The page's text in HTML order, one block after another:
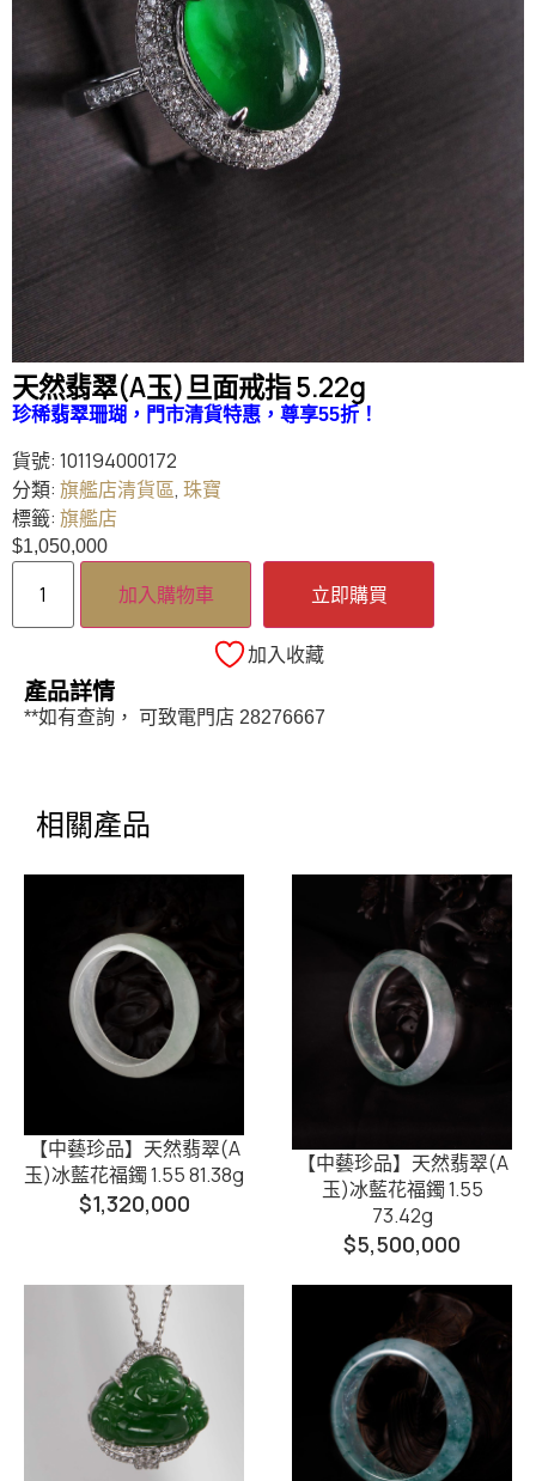
天然翡翠(A玉)旦面戒指 5.22g
珍稀翡翠珊瑚，門市清貨特惠， 尊享55折 ！
貨號: 101194000172
分類: 旗艦店清貨區, 珠寶
標籤: 旗艦店
$1,050,000
加入購物車 立即購買
加入收藏
產品詳情
**如有查詢， 可致電門店 28276667
相關產品
【中藝珍品】天然翡翠(A
玉)冰藍花福鐲 1.55 81.38g
$1,320,000
【中藝珍品】天然翡翠(A
玉)冰藍花福鐲 1.55
73.42g
$5,500,000